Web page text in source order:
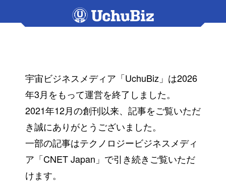
宇宙ビジネスメディア「UchuBiz」は2026
年3月をもって運営を終了しました。
2021年12月の創刊以来、記事をご覧いただ
き誠にありがとうございました。
一部の記事はテクノロジービジネスメディ
ア「CNET Japan」で引き続きご覧いただ
けます。